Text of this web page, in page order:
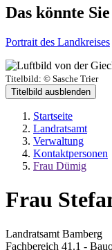
Das könnte
Portrait des Landkreises
Titelbild: © Sasche Trier
Titelbild ausblenden
Startseite
Landratsamt
Verwaltung
Kontaktpersonen
Frau Dümig
Frau
Landratsamt Bamberg
Fachbereich 41.1 -